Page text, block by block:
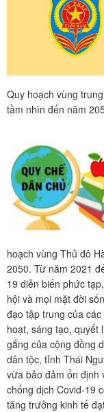
Quy hoạch vùng
tầm nhìn đến năm
hoạch vùng Thủ đô
2050. Từ năm 2021
19 diễn biến phức
hội và mọi mặt đời
đạo tập trung của
hoạt, sáng tạo, quyết
gắng của cộng đồng
dân tộc, tỉnh Thái
vừa bảo đảm ổn định
chống dịch Covid-19
tăng trưởng kinh tế